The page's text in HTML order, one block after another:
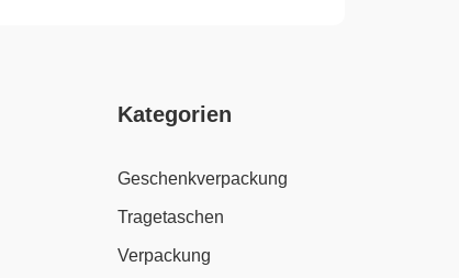
Kategorien
Geschenkverpackung
Tragetaschen
Verpackung